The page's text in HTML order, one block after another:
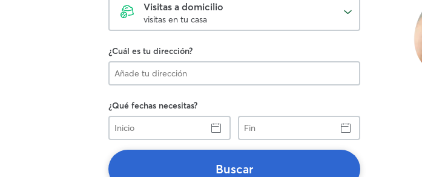
Visitas a domicilio
visitas en tu casa
¿Cuál es tu dirección?
¿Qué fechas necesitas?
Inicio
Fin
Buscar